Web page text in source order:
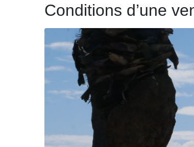
Conditions d’une